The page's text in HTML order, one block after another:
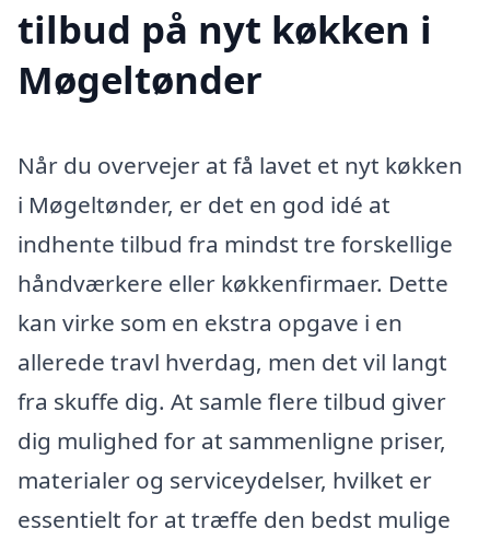
tilbud på nyt køkken i
Møgeltønder
Når du overvejer at få lavet et nyt køkken
i Møgeltønder, er det en god idé at
indhente tilbud fra mindst tre forskellige
håndværkere eller køkkenfirmaer. Dette
kan virke som en ekstra opgave i en
allerede travl hverdag, men det vil langt
fra skuffe dig. At samle flere tilbud giver
dig mulighed for at sammenligne priser,
materialer og serviceydelser, hvilket er
essentielt for at træffe den bedst mulige